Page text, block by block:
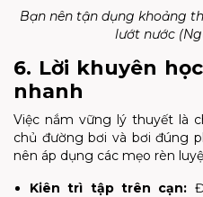
Bạn nên tận dụng khoảng
lướt nước
6. Lời khuyên
nhanh
Việc nắm vững lý thuyết là
chủ đường bơi và bơi đúng
nên áp dụng các mẹo rèn
Kiên trì tập trên cạn: